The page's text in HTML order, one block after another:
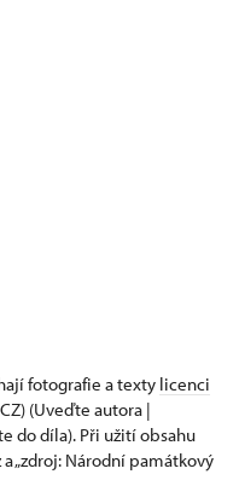
fotografie a texty licenci
(Uveďte autora |
do díla). Při užití obsahu
„zdroj: Národní památkový